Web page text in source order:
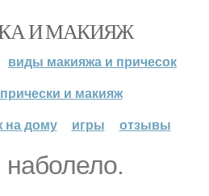
И МАКИЯЖ
виды макияжа и причесок
и макияж
на дому
игры отзывы